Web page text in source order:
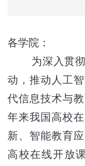
各学院：
为深入贯
动，推动人工
代信息技术与
年来我国高校
新、智能教育
高校在线开放